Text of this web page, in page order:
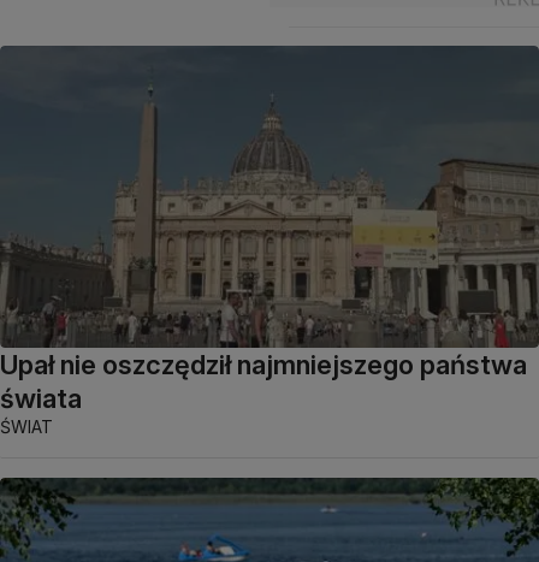
Upał nie oszczędził najmniejszego państwa
świata
ŚWIAT